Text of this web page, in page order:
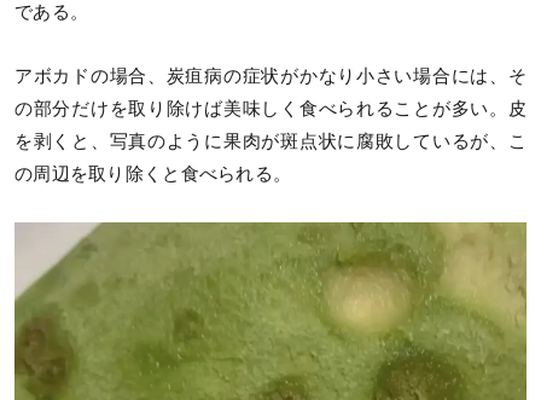
である。
アボカドの場合、炭疽病の症状がかなり小さい場合には、そ
の部分だけを取り除けば美味しく食べられることが多い。皮
を剥くと、写真のように果肉が斑点状に腐敗しているが、こ
の周辺を取り除くと食べられる。